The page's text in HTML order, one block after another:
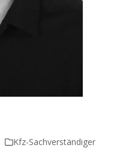
Kfz-Sachverständiger